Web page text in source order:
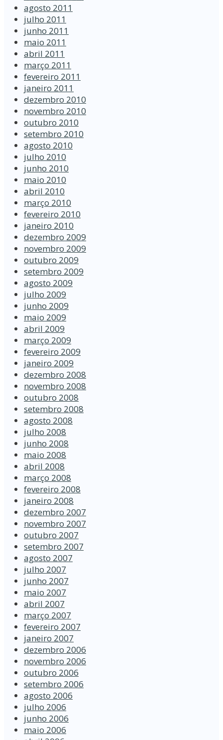
agosto 2011
julho 2011
junho 2011
maio 2011
abril 2011
março 2011
fevereiro 2011
janeiro 2011
dezembro 2010
novembro 2010
outubro 2010
setembro 2010
agosto 2010
julho 2010
junho 2010
maio 2010
abril 2010
março 2010
fevereiro 2010
janeiro 2010
dezembro 2009
novembro 2009
outubro 2009
setembro 2009
agosto 2009
julho 2009
junho 2009
maio 2009
abril 2009
março 2009
fevereiro 2009
janeiro 2009
dezembro 2008
novembro 2008
outubro 2008
setembro 2008
agosto 2008
julho 2008
junho 2008
maio 2008
abril 2008
março 2008
fevereiro 2008
janeiro 2008
dezembro 2007
novembro 2007
outubro 2007
setembro 2007
agosto 2007
julho 2007
junho 2007
maio 2007
abril 2007
março 2007
fevereiro 2007
janeiro 2007
dezembro 2006
novembro 2006
outubro 2006
setembro 2006
agosto 2006
julho 2006
junho 2006
maio 2006